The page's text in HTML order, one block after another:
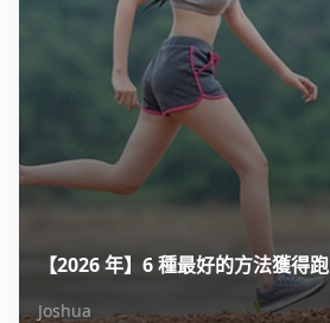
【2026 年】6 種最好的方法獲得
Joshua